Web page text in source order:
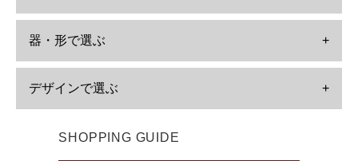
器・形で選ぶ +
デザインで選ぶ +
SHOPPING GUIDE